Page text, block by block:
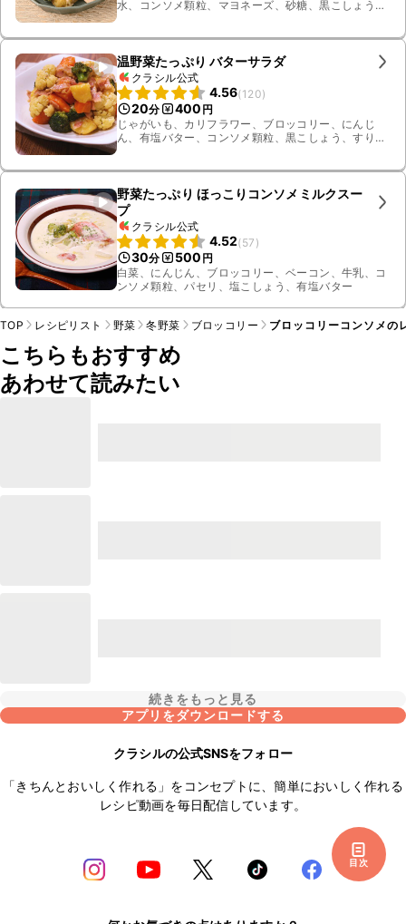
水、コンソメ顆粒、マヨネーズ、砂糖、黒こしょう、
温野菜たっぷり バターサラダ
クラシル公式
4.56(120)
20分 400 円
じゃがいも、カリフラワー、ブロッコリー、にんじ
ん、有塩バター、コンソメ顆粒、黒こしょう、すりお
野菜たっぷり ほっこりコンソメミルクスー
プ
クラシル公式
4.52(57 )
30分 500 円
白菜、にんじん、ブロッコリー、ベーコン、牛乳、コ
ンソメ顆粒、パセリ、塩こしょう、有塩バター
目次
TOP レシピリスト 野菜 冬野菜 ブロッコリー ブロッコリーコンソメの
こちらもおすすめ
あわせて読みたい
続きをもっと見る
アプリをダウンロードする
クラシルの公式SNSをフォロー
「きちんとおいしく作れる」をコンセプトに、簡単においしく作れる
レシピ動画を毎日配信しています。